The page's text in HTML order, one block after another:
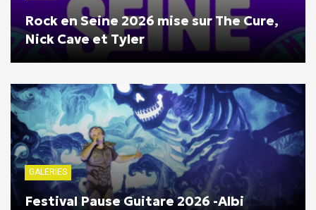
Rock en Seine 2026 mise sur The Cure,
Nick Cave et Tyler
GALERIES
Festival Pause Guitare 2026 -Albi